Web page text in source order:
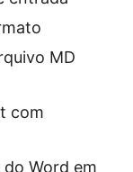
MD
com
Word em